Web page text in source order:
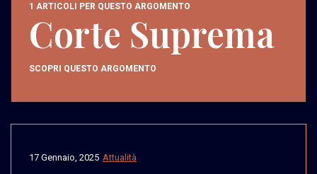
1 ARTICOLI PER QUESTO ARGOMENTO
Corte Suprema
SCOPRI QUESTO ARGOMENTO
Attualità
17 Gennaio, 2025